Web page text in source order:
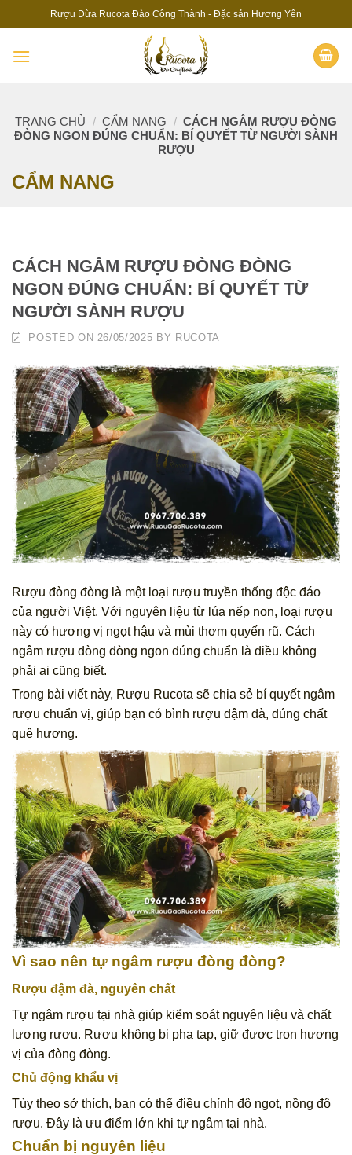
to
content
Rượu Dừa Rucota Đào Công Thành - Đặc sản Hương Yên
TRANG CHỦ / CẨM NANG / CÁCH NGÂM RƯỢU ĐÒNG
ĐÒNG NGON ĐÚNG CHUẨN: BÍ QUYẾT TỪ NGƯỜI SÀNH
RƯỢU
CẨM NANG
CÁCH NGÂM RƯỢU ĐÒNG ĐÒNG
NGON ĐÚNG CHUẨN: BÍ QUYẾT TỪ
NGƯỜI SÀNH RƯỢU
POSTED ON 26/05/2025 BY RUCOTA
Rượu đòng đòng là một loại rượu truyền thống độc đáo
của người Việt. Với nguyên liệu từ lúa nếp non, loại rượu
này có hương vị ngọt hậu và mùi thơm quyến rũ. Cách
ngâm rượu đòng đòng ngon đúng chuẩn là điều không
phải ai cũng biết.
Trong bài viết này, Rượu Rucota sẽ chia sẻ bí quyết ngâm
rượu chuẩn vị, giúp bạn có bình rượu đậm đà, đúng chất
quê hương.
Vì sao nên tự ngâm rượu đòng đòng?
Rượu đậm đà, nguyên chất
Tự ngâm rượu tại nhà giúp kiểm soát nguyên liệu và chất
lượng rượu. Rượu không bị pha tạp, giữ được trọn hương
vị của đòng đòng.
Chủ động khẩu vị
Tùy theo sở thích, bạn có thể điều chỉnh độ ngọt, nồng độ
rượu. Đây là ưu điểm lớn khi tự ngâm tại nhà.
Chuẩn bị nguyên liệu